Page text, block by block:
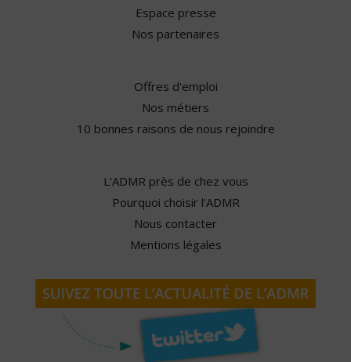
Espace presse
Nos partenaires
Offres d'emploi
Nos métiers
10 bonnes raisons de nous rejoindre
L'ADMR près de chez vous
Pourquoi choisir l'ADMR
Nous contacter
Mentions légales